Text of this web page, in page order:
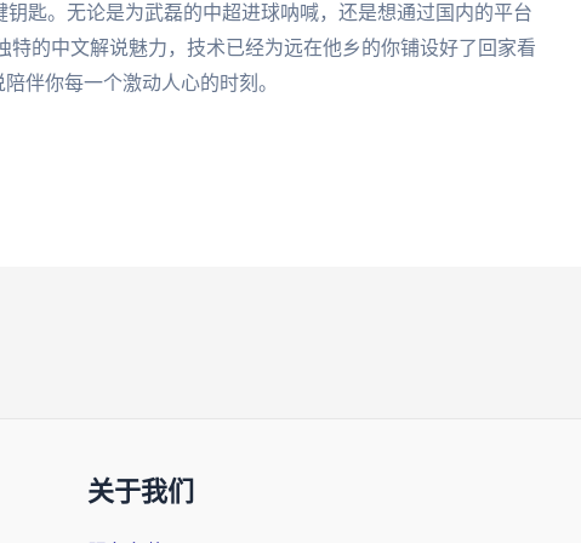
匙。无论是为武磊的中超进球呐喊，还是想通过国内的平台
的中文解说魅力，技术已经为远在他乡的你铺设好了回家看
伴你每一个激动人心的时刻。
关于我们